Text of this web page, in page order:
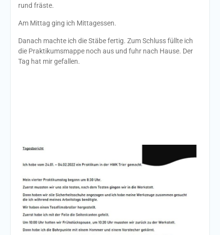
rund fräste.
Am Mittag ging ich Mittagessen.
Danach machte ich die Stäbe fertig. Zum Schluss füllte ich
die Praktikumsmappe noch aus und fuhr nach Hause. Der
Tag hat mir gefallen.